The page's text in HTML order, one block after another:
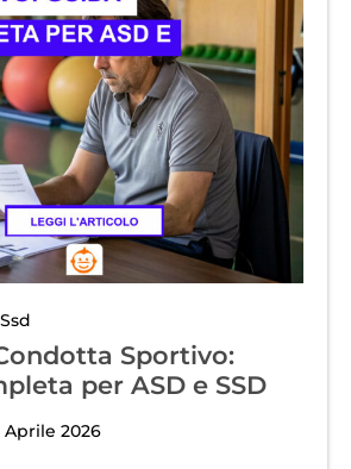
Sportivo:
per ASD e SSD
Aprile 2026